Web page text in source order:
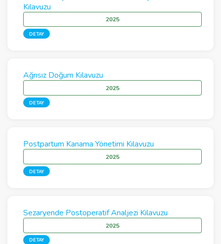
Kılavuzu
2025
DETAY
Ağrısız Doğum Kılavuzu
2025
DETAY
Postpartum Kanama Yönetimi Kılavuzu
2025
DETAY
Sezaryende Postoperatif Analjezi Kılavuzu
2025
DETAY